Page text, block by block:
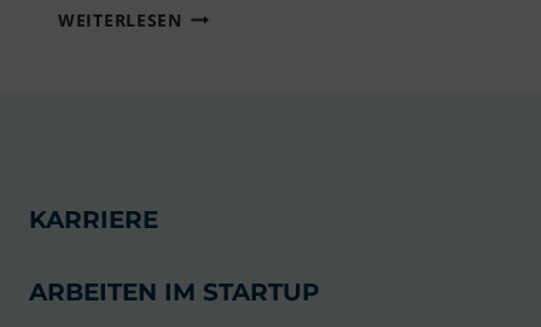
WEITERLESEN IN
KARRIERE
ARBEITEN IM STARTUP